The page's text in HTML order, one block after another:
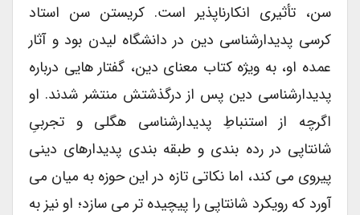
سن، تأثیری انکارناپذیر است. کریستن سن استاد
کرسی پدیدارشناسی دین در دانشگاه لیدن بود و آثار
عمده او، به ویژه کتاب معنای دین، گفتار هایی درباره
پدیدارشناسی دین پس از درگذشتش منتشر شدند. او
اگرچه از استنباطِ پدیدارشناسی هگلی و تجربیِ
شانتاپی در رده بندی و طبقه بندی پدیدارهای دینی
پیروی می کند، اما نکاتی تازه در این حوزه به میان می
آورد که رویکرد شانتاپی را پیچیده تر می سازد؛ او نیز به